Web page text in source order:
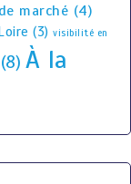
marché (4)
(3) visibilité en
(8) À la